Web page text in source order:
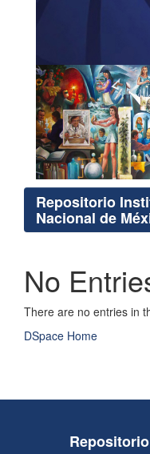
Repositorio
Nacional de
No
There are no entries in
DSpace Home